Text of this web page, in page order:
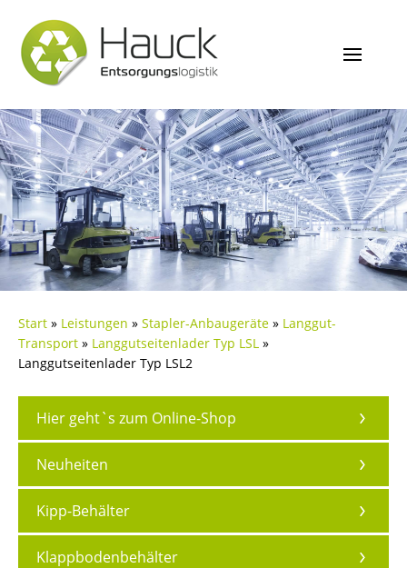
Start » Leistungen » Stapler-Anbaugeräte » Langgut-
Transport » Langgutseitenlader Typ LSL »
Langgutseitenlader Typ LSL2
Hier geht`s zum Online-Shop
Neuheiten
Kipp-Behälter
Klappbodenbehälter